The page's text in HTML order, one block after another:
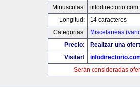
Minusculas:
infodirectorio.com
Longitud:
14 caracteres
Categorias:
Miscelaneas
Precio:
Realizar una
Visitar!
Serán consideradas